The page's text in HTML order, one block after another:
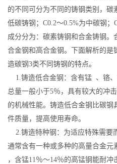
的不同可分为不同的铸钢类别，碳
低碳铸钢；C0.2～0.5%为中碳钢
成分分为：碳素铸钢和合金铸钢
合金钢和高合金钢。下面解析的是
造碳钢3类不同铸钢的特点。
1.铸造低合金钢：含有锰 、铬
总量一般小于5％，具有较大的冲
的机械性能。铸造低合金钢比碳
件质量，提高使用寿命。
2.铸造特种钢：为适应特殊需要
通常含有一种或多种的高量合金元
，含锰11％～14％的高锰钢能耐